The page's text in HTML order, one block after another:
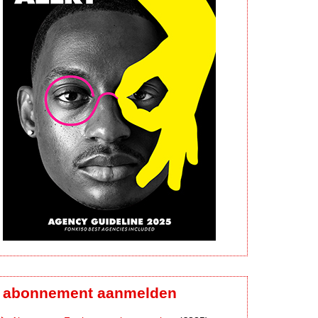
abonnement aanmelden